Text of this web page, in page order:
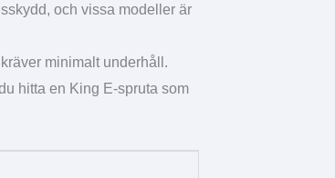
och vissa modeller är
minimalt underhåll.
hitta en King E-spruta som